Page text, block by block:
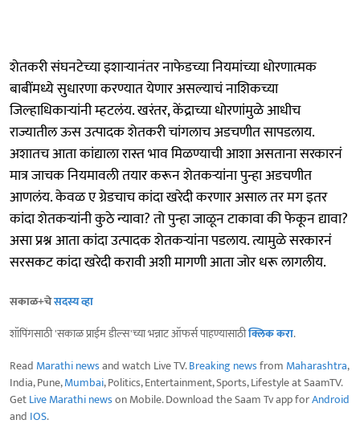
शेतकरी संघनटेच्या इशाऱ्यानंतर नाफेडच्या नियमांच्या धोरणात्मक
बाबींमध्ये सुधारणा करण्यात येणार असल्याचं नाशिकच्या
जिल्हाधिकाऱ्यांनी म्हटलंय. खरंतर, केंद्राच्या धोरणांमुळे आधीच
राज्यातील ऊस उत्पादक शेतकरी चांगलाच अडचणीत सापडलाय.
अशातच आता कांद्याला रास्त भाव मिळण्याची आशा असताना सरकारनं
मात्र जाचक नियमावली तयार करून शेतकऱ्यांना पुन्हा अडचणीत
आणलंय. केवळ ए ग्रेडचाच कांदा खरेदी करणार असाल तर मग इतर
कांदा शेतकऱ्यांनी कुठे न्यावा? तो पुन्हा जाळून टाकावा की फेकून द्यावा?
असा प्रश्न आता कांदा उत्पादक शेतकऱ्यांना पडलाय. त्यामुळे सरकारनं
सरसकट कांदा खरेदी करावी अशी मागणी आता जोर धरू लागलीय.
सकाळ+चेसदस्य व्हा
शॉपिंगसाठी 'सकाळ प्राईम डील्स'च्या भन्नाट ऑफर्स पाहण्यासाठीक्लिक करा.
Read Marathi newsand watch Live TV.Breaking newsfrom Maharashtra,
India, Pune,Mumbai, Politics, Entertainment, Sports, Lifestyle at SaamTV.
GetLive Marathi newson Mobile. Download the Saam Tv app forAndroid
and IOS.